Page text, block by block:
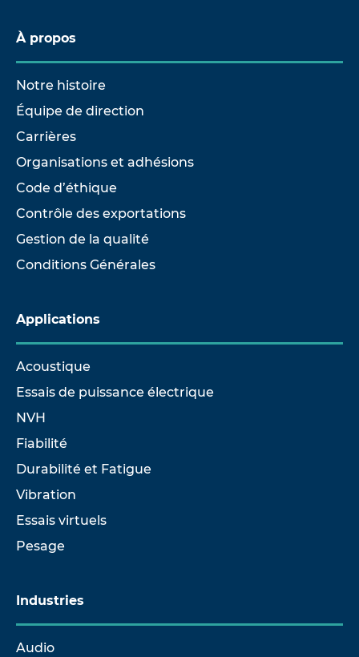
À propos
Notre histoire
Équipe de direction
Carrières
Organisations et adhésions
Code d’éthique
Contrôle des exportations
Gestion de la qualité
Conditions Générales
Applications
Acoustique
Essais de puissance électrique
NVH
Fiabilité
Durabilité et Fatigue
Vibration
Essais virtuels
Pesage
Industries
Audio